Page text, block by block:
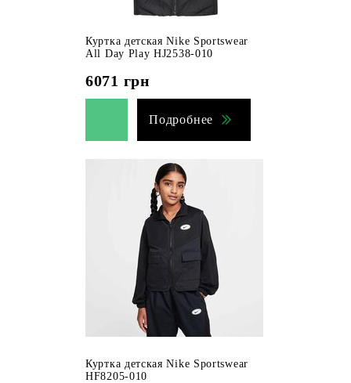
Куртка детская Nike Sportswear
All Day Play HJ2538-010
6071 грн
Подробнее
Куртка детская Nike Sportswear
HF8205-010